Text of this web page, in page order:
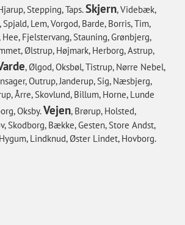
Stepping, Taps.Skjern, Videbæk,
Lem, Vorgod, Barde, Borris, Tim,
Fjelstervang, Stauning, Grønbjerg,
Ølstrup, Højmark, Herborg, Astrup,
, Ølgod, Oksbøl, Tistrup, Nørre Nebel,
Outrup, Janderup, Sig, Næsbjerg,
Årre, Skovlund, Billum, Horne, Lunde
Oksby.Vejen, Brørup, Holsted,
Skodborg, Bække, Gesten, Store Andst,
Lindknud, Øster Lindet, Hovborg.